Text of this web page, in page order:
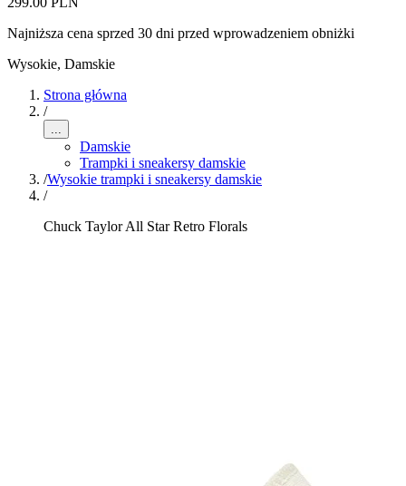
Najniższa cena sprzed 30 dni przed wprowadzeniem obniżki
Wysokie, Damskie
Strona główna
/
...
Damskie
Trampki i sneakersy damskie
/Wysokie trampki i sneakersy damskie
/
Chuck Taylor All Star Retro Florals